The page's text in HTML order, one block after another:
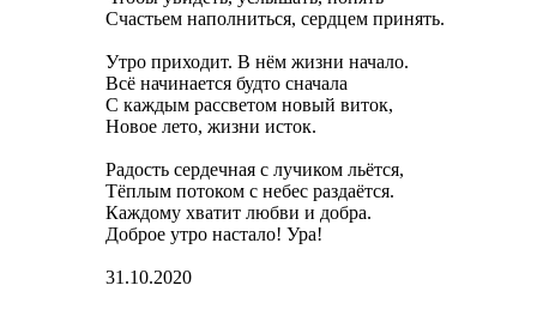
Счастьем наполниться, сердцем принять.
Утро приходит. В нём жизни начало.
Всё начинается будто сначала
С каждым рассветом новый виток,
Новое лето, жизни исток.
Радость сердечная с лучиком льётся,
Тёплым потоком с небес раздаётся.
Каждому хватит любви и добра.
Доброе утро настало! Ура!
31.10.2020